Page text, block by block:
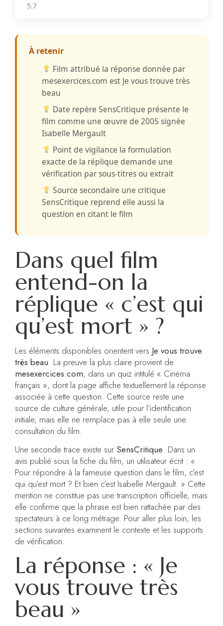
5.7
À retenir
Film attribué la réponse donnée par
mesexercices.com est Je vous trouve très
beau
Date repère SensCritique présente le
film comme une œuvre de 2005 signée
Isabelle Mergault
Point de vigilance la formulation
exacte de la réplique demande une
vérification par sous-titres ou extrait
Source secondaire une critique
SensCritique reprend elle aussi la
question en citant le film
Dans quel film
entend-on la
réplique « c’est qui
qu’est mort » ?
Les éléments disponibles orientent vers Je vous trouve
très beau. La preuve la plus claire provient de
mesexercices.com, dans un quiz intitulé « Cinéma
français », dont la page affiche textuellement la réponse
associée à cette question. Cette source reste une
source de culture générale, utile pour l’identification
initiale, mais elle ne remplace pas à elle seule une
consultation du film.
Une seconde trace existe sur SensCritique. Dans un
avis publié sous la fiche du film, un utilisateur écrit : «
Pour répondre à la fameuse question dans le film, c’est
qui qu’est mort ? Et bien c’est Isabelle Mergault. » Cette
mention ne constitue pas une transcription officielle, mais
elle confirme que la phrase est bien rattachée par des
spectateurs à ce long métrage. Pour aller plus loin, les
sections suivantes examinent le contexte et les supports
de vérification.
La réponse : « Je
vous trouve très
beau »